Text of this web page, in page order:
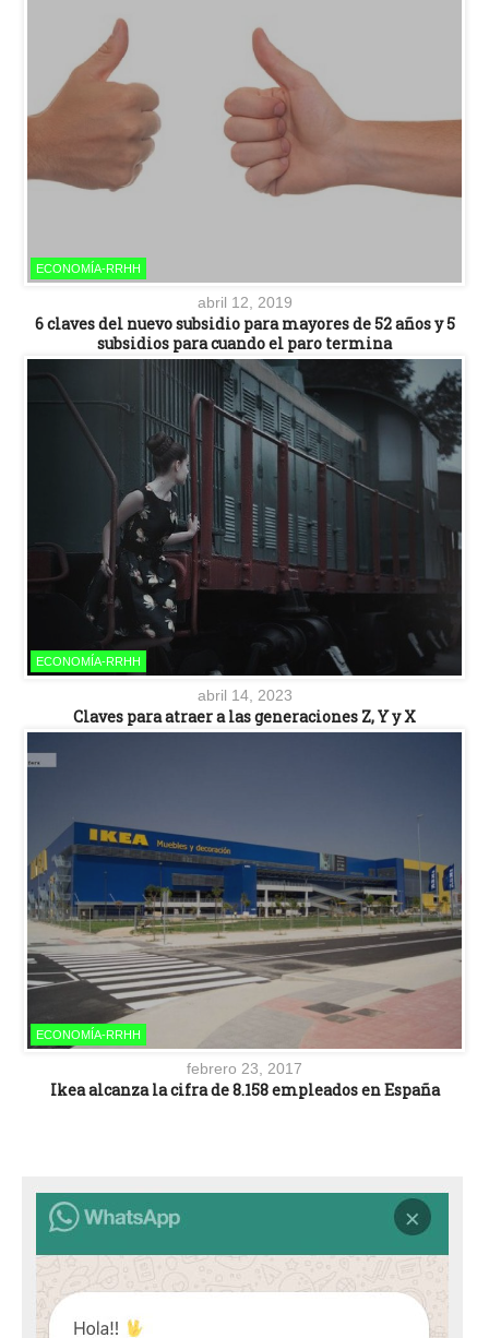
ECONOMÍA-RRHH
abril 12, 2019
6 claves del nuevo subsidio para mayores de 52 años y 5
subsidios para cuando el paro termina
ECONOMÍA-RRHH
abril 14, 2023
Claves para atraer a las generaciones Z, Y y X
ECONOMÍA-RRHH
febrero 23, 2017
Ikea alcanza la cifra de 8.158 empleados en España